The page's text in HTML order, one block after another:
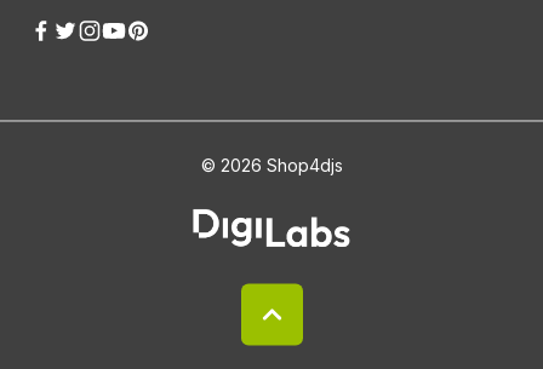
© 2026 Shop4djs